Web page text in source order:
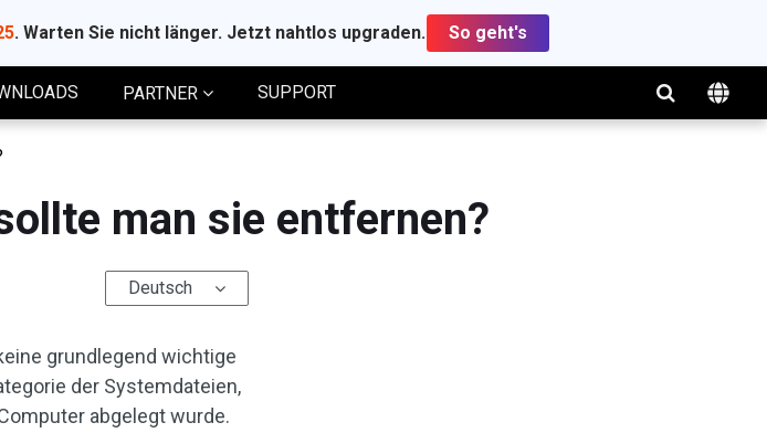
. Warten Sie nicht länger. Jetzt nahtlos upgraden. So geht's
PARTNER SUPPORT
man sie entfernen?
Deutsch
grundlegend wichtige
der Systemdateien,
abgelegt wurde.